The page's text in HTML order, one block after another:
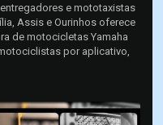
e mototaxistas
Assis e Ourinhos oferece
de motocicletas Yamaha
por aplicativo,